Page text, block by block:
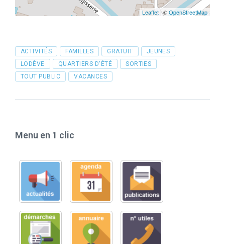
Leaflet| ©OpenStreetMap
Tags
ACTIVITÉS FAMILLES GRATUIT
JEUNES
LODÈVE
QUARTIERS D'ÉTÉ
SORTIES
TOUT PUBLIC
VACANCES
Menu en 1 clic